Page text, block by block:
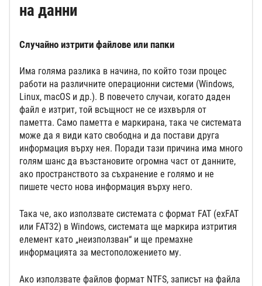
на данни
Случайно изтрити файлове или папки
Има голяма разлика в начина, по който този процес
работи на различните операционни системи (Windows,
Linux, macOS и др.). В повечето случаи, когато даден
файл е изтрит, той всъщност не се изхвърля от
паметта. Само паметта е маркирана, така че системата
може да я види като свободна и да постави друга
информация върху нея. Поради тази причина има много
голям шанс да възстановите огромна част от данните,
ако пространството за съхранение е голямо и не
пишете често нова информация върху него.
Така че, ако използвате системата с формат FAT (exFAT
или FAT32) в Windows, системата ще маркира изтрития
елемент като „неизползван“ и ще премахне
информацията за местоположението му.
Ако използвате файлов формат NTFS, записът на файла